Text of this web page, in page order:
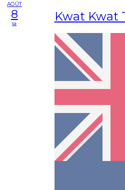
AOÛT
8
sa Kwat Kwat